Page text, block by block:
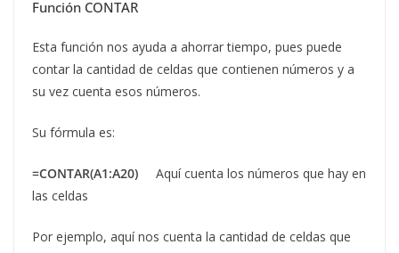
Función CONTAR
Esta función nos ayuda a ahorrar tiempo, pues puede
contar la cantidad de celdas que contienen números y a
su vez cuenta esos números.
Su fórmula es:
=CONTAR(A1:A20) Aquí cuenta los números que hay en
las celdas
Por ejemplo, aquí nos cuenta la cantidad de celdas que